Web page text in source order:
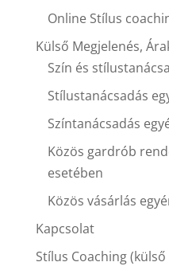
Online Stílus
Külső Megjelenés,
Szín és
Stílustanácsadás
Színtanácsadás
Közös gardrób
esetében
Közös vásárlás
Kapcsolat
Stílus Coaching